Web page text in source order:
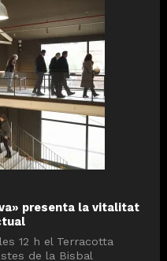
presenta la vitalitat
12 h el Terracotta
de la Bisbal